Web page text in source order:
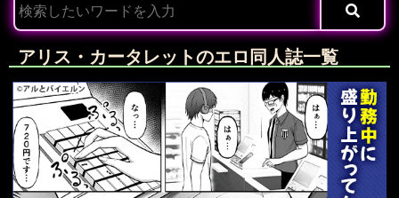
アリス・カータレットのエロ同人誌一覧